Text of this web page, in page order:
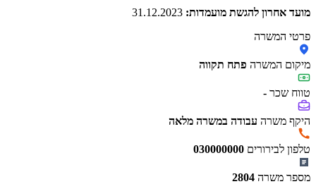
מועד אחרון להגשת מועמדות:
פרטי המשרה
מיקום המשרה פתח תקווה
טווח שכר -
היקף משרה עבודה במשרה מלאה
טלפון לבירורים 030000000
מספר משרה 2804